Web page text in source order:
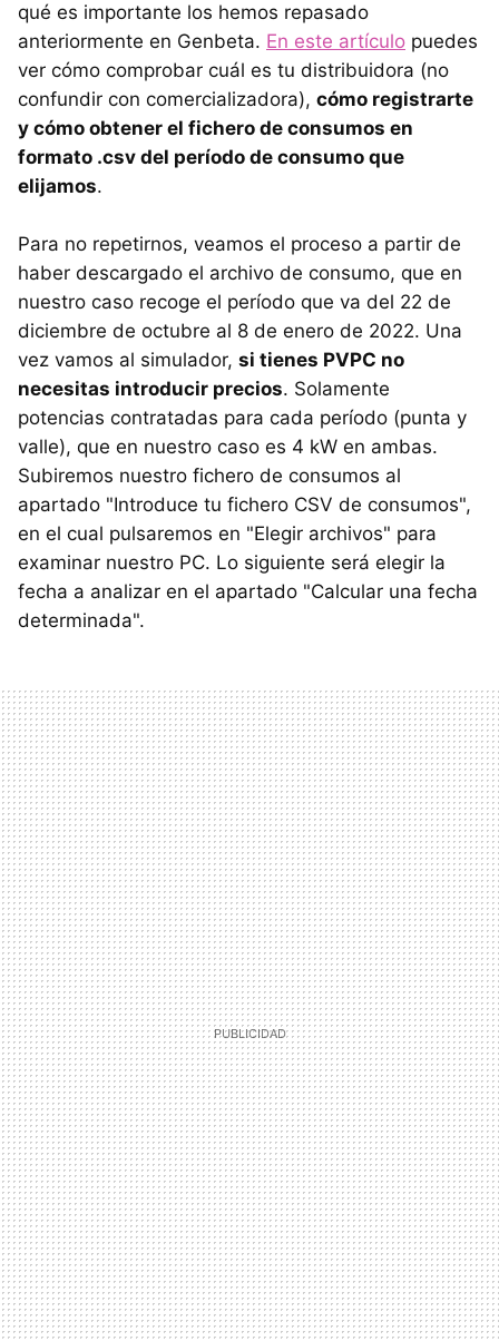
qué es importante los hemos repasado
anteriormente en Genbeta. En este artículo puedes
ver cómo comprobar cuál es tu distribuidora (no
confundir con comercializadora), cómo registrarte
y cómo obtener el fichero de consumos en
formato .csv del período de consumo que
elijamos.
Para no repetirnos, veamos el proceso a partir de
haber descargado el archivo de consumo, que en
nuestro caso recoge el período que va del 22 de
diciembre de octubre al 8 de enero de 2022. Una
vez vamos al simulador, si tienes PVPC no
necesitas introducir precios. Solamente
potencias contratadas para cada período (punta y
valle), que en nuestro caso es 4 kW en ambas.
Subiremos nuestro fichero de consumos al
apartado "Introduce tu fichero CSV de consumos",
en el cual pulsaremos en "Elegir archivos" para
examinar nuestro PC. Lo siguiente será elegir la
fecha a analizar en el apartado "Calcular una fecha
determinada".